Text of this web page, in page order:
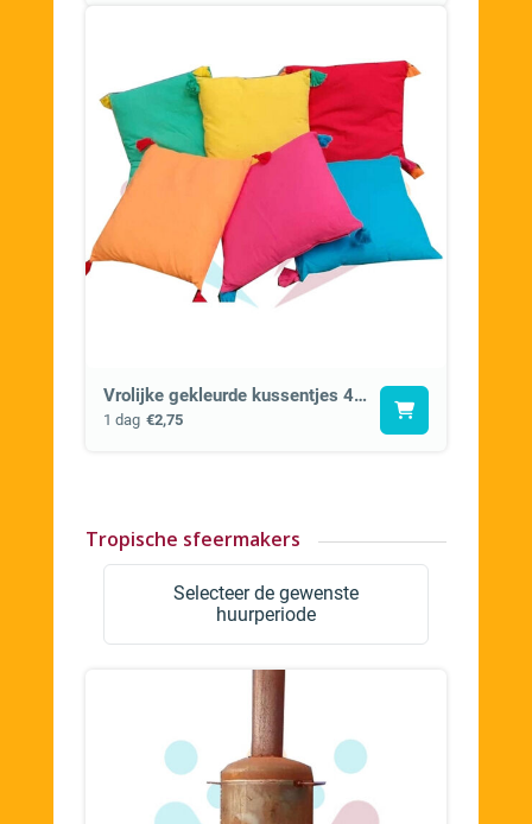
Vrolijke gekleurde kussentjes 40x40cm
1 dag €2,75
Tropische sfeermakers
Selecteer de gewenste
huurperiode